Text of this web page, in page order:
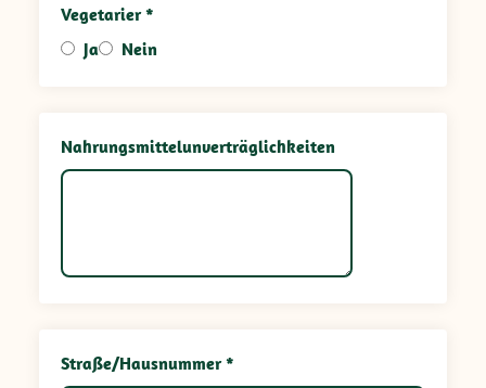
Vegetarier *
Ja
Nein
Nahrungsmittelunverträglichkeiten
Straße/Hausnummer *